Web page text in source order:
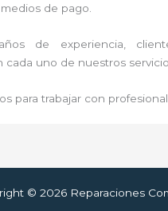
de pago.
de experiencia,
cada uno de nuestros
para trabajar con
© 2026 Reparaciones